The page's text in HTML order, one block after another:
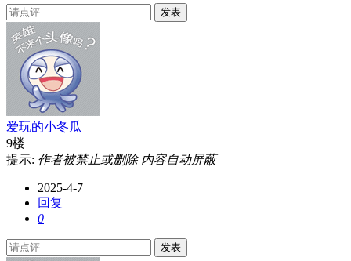
发表
爱玩的小冬瓜
9楼
提示: 作者被禁止或删除 内容自动屏蔽
2025-4-7
回复
0
发表